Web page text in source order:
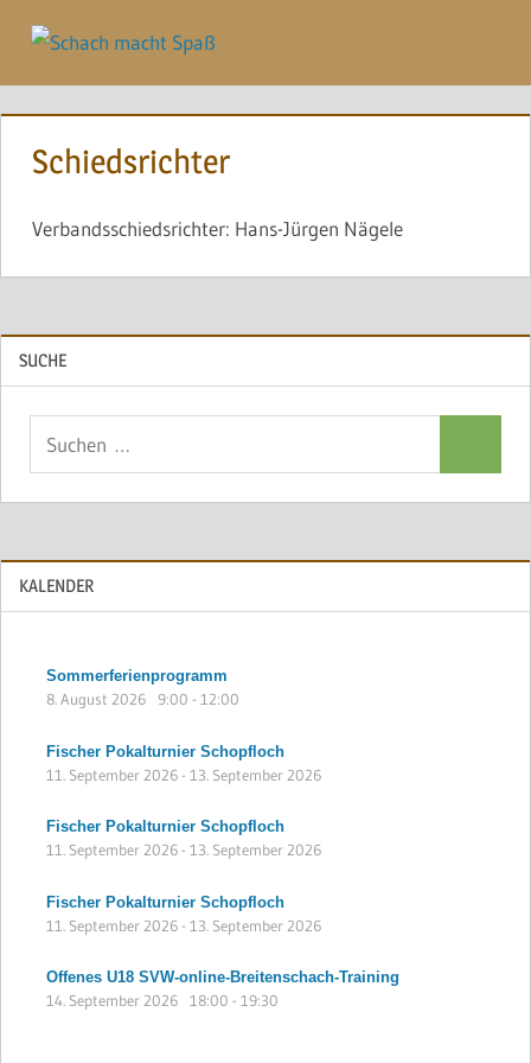
Inhalt
springen
Schiedsrichter
Verbandsschiedsrichter: Hans-Jürgen Nägele
SUCHE
KALENDER
Sommerferienprogramm
8. August 2026 9:00 - 12:00
Fischer Pokalturnier Schopfloch
11. September 2026- 13. September 2026
Fischer Pokalturnier Schopfloch
11. September 2026- 13. September 2026
Fischer Pokalturnier Schopfloch
11. September 2026- 13. September 2026
Offenes U18 SVW-online-Breitenschach-Training
14. September 2026 18:00 - 19:30